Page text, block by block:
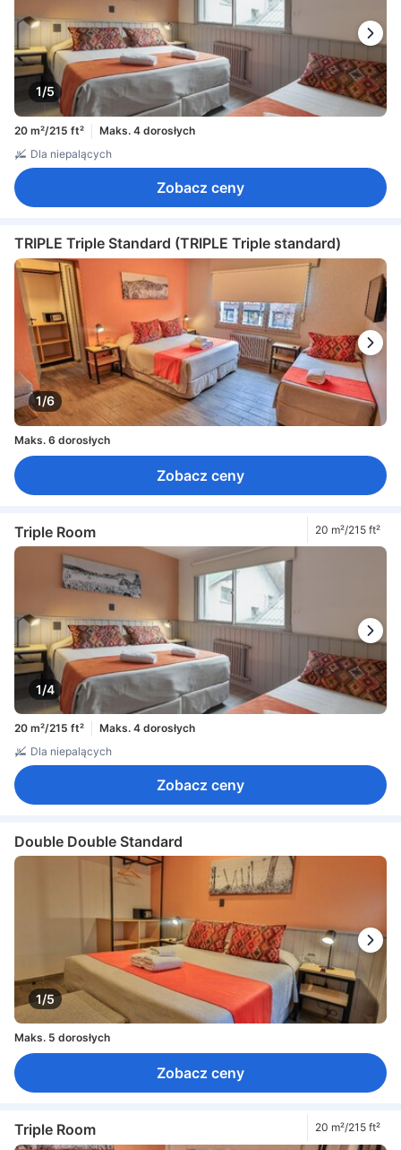
1/5
20 m²/215 ft²
Maks. 4 dorosłych
Dla niepalących
Zobacz ceny
TRIPLE Triple Standard (TRIPLE Triple standard)
1/6
Maks. 6 dorosłych
Zobacz ceny
Triple Room 20 m²/215 ft²
1/4
20 m²/215 ft²
Maks. 4 dorosłych
Dla niepalących
Zobacz ceny
Double Double Standard
1/5
Maks. 5 dorosłych
Zobacz ceny
Triple Room 20 m²/215 ft²